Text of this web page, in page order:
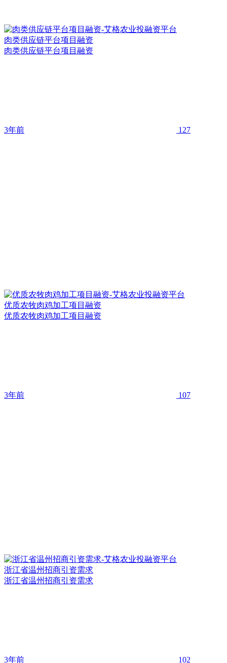
肉类供应链平台项目融资
肉类供应链平台项目融资
3年前 127
优质农牧肉鸡加工项目融资
优质农牧肉鸡加工项目融资
3年前 107
浙江省温州招商引资需求
浙江省温州招商引资需求
3年前 102